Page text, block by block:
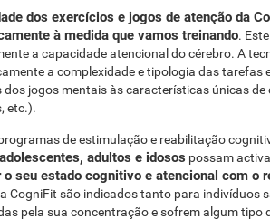
dos exercícios e jogos de atenção da
à medida que vamos treinando.
a capacidade atencional do cérebro. A
a complexidade e tipologia das tarefas
jogos mentais às características únicas
etc.).
de estimulação e reabilitação
adultos e idosos possam
o seu estado cognitivo e atencional com o
CogniFit são indicados tanto para indivíduos
pela sua concentração e sofrem algum tipo